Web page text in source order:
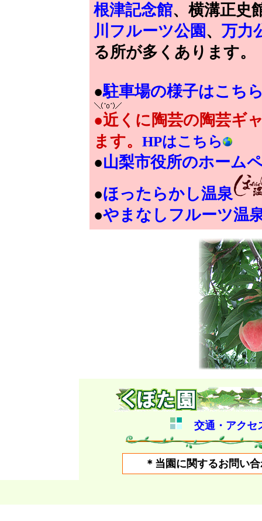
根津記念館、横溝正史
川フルーツ公園 、 万力
る所が多くあります。
●駐車場の様子はこち
●近くに陶芸の陶芸ギ
ます。 HPはこちら
●山梨市役所のホーム
●ほったらかし温泉
●やまなしフルーツ温
交通・アクセ
＊当園に関するお問い